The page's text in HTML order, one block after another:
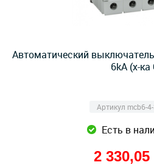
Автоматический выключатель
6kA (х-ка
Артикул mcb6-
Есть в
2 330,05